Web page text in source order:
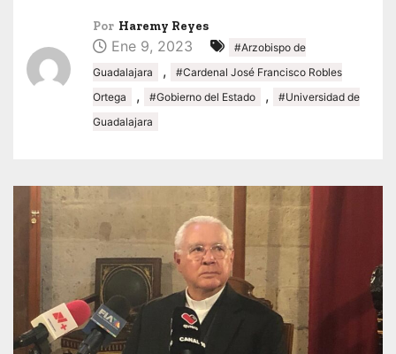
Por Haremy Reyes
Ene 9, 2023
#Arzobispo de
Guadalajara
,
#Cardenal José Francisco Robles
Ortega
, #Gobierno del Estado ,
#Universidad de
Guadalajara